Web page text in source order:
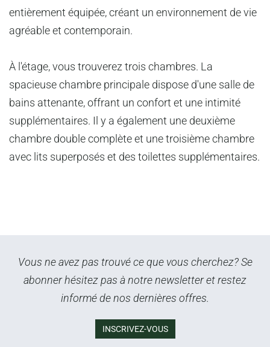
entièrement équipée, créant un environnement de vie
agréable et contemporain.
À l'étage, vous trouverez trois chambres. La
spacieuse chambre principale dispose d'une salle de
bains attenante, offrant un confort et une intimité
supplémentaires. Il y a également une deuxième
chambre double complète et une troisième chambre
avec lits superposés et des toilettes supplémentaires.
Vous ne avez pas trouvé ce que vous cherchez? Se
abonner hésitez pas à notre newsletter et restez
informé de nos dernières offres.
INSCRIVEZ-VOUS